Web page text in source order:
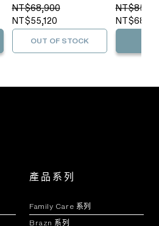
NT$68,900
NT$55,120
OUT OF STOCK
產品系列
Family Care 系列
Brazn 系列